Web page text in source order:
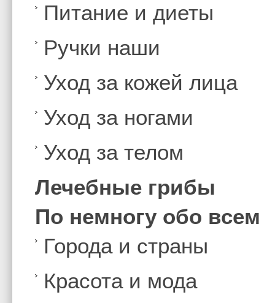
Питание и диеты
Ручки наши
Уход за кожей лица
Уход за ногами
Уход за телом
Лечебные грибы
По немногу обо всем
Города и страны
Красота и мода